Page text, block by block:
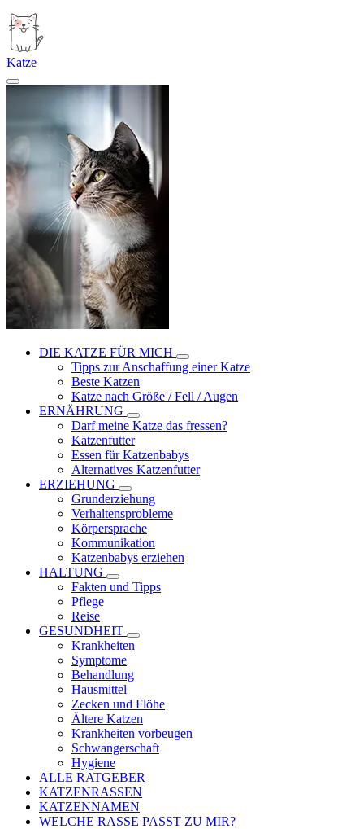
Katze
DIE KATZE FÜR MICH
Tipps zur Anschaffung einer Katze
Beste Katzen
Katze nach Größe / Fell / Augen
ERNÄHRUNG
Darf meine Katze das fressen?
Katzenfutter
Essen für Katzenbabys
Alternatives Katzenfutter
ERZIEHUNG
Grunderziehung
Verhaltensprobleme
Körpersprache
Kommunikation
Katzenbabys erziehen
HALTUNG
Fakten und Tipps
Pflege
Reise
GESUNDHEIT
Krankheiten
Symptome
Behandlung
Hausmittel
Zecken und Flöhe
Ältere Katzen
Krankheiten vorbeugen
Schwangerschaft
Hygiene
ALLE RATGEBER
KATZENRASSEN
KATZENNAMEN
WELCHE RASSE PASST ZU MIR?